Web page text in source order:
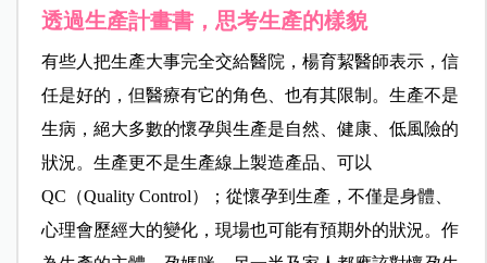
透過生產計畫書，思考生產的樣貌
有些人把生產大事完全交給醫院，楊育絜醫師表示，信
任是好的，但醫療有它的角色、也有其限制。生產不是
生病，絕大多數的懷孕與生產是自然、健康、低風險的
狀況。生產更不是生產線上製造產品、可以
QC（Quality Control）；從懷孕到生產，不僅是身體、
心理會歷經大的變化，現場也可能有預期外的狀況。作